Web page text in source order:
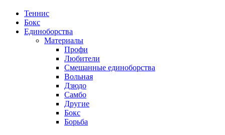
Теннис
Бокс
Единоборства
Материалы
Профи
Любители
Смешанные единоборства
Вольная
Дзюдо
Самбо
Другие
Бокс
Борьба